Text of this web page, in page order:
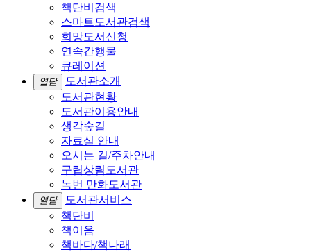
책단비검색
스마트도서관검색
희망도서신청
연속간행물
큐레이션
열닫
도서관소개
도서관현황
도서관이용안내
생각숲길
자료실 안내
오시는 길/주차안내
구립상림도서관
녹번 만화도서관
열닫
도서관서비스
책단비
책이음
책바다/책나래